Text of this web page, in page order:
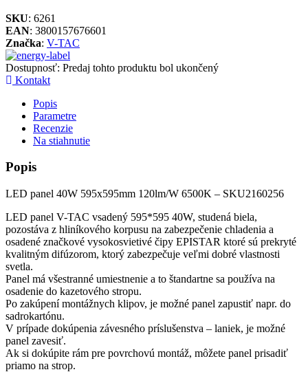
SKU: 6261
EAN: 3800157676601
Značka: V-TAC
Dostupnosť: Predaj tohto produktu bol ukončený
Kontakt
Popis
Parametre
Recenzie
Na stiahnutie
Popis
LED panel 40W 595x595mm 120lm/W 6500K – SKU2160256
LED panel V-TAC vsadený 595*595 40W, studená biela,
pozostáva z hliníkového korpusu na zabezpečenie chladenia a
osadené značkové vysokosvietivé čipy EPISTAR ktoré sú prekryté
kvalitným difúzorom, ktorý zabezpečuje veľmi dobré vlastnosti
svetla.
Panel má všestranné umiestnenie a to štandartne sa používa na
osadenie do kazetového stropu.
Po zakúpení montážnych klipov, je možné panel zapustiť napr. do
sadrokartónu.
V prípade dokúpenia závesného príslušenstva – laniek, je možné
panel zavesiť.
Ak si dokúpite rám pre povrchovú montáž, môžete panel prisadiť
priamo na strop.